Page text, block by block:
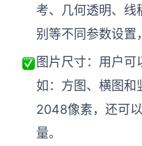
考、几何透明、线
别等不同参数设置
图片尺寸： 用户可
如：方图、横图和
2048像素，还可